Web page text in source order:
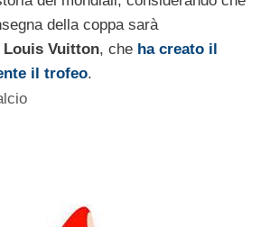
della coppa sarà
Louis Vuitton, che ha creato il
il trofeo.